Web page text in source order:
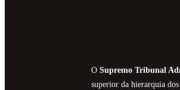
O Supremo Tribunal
superior da hierarquia dos